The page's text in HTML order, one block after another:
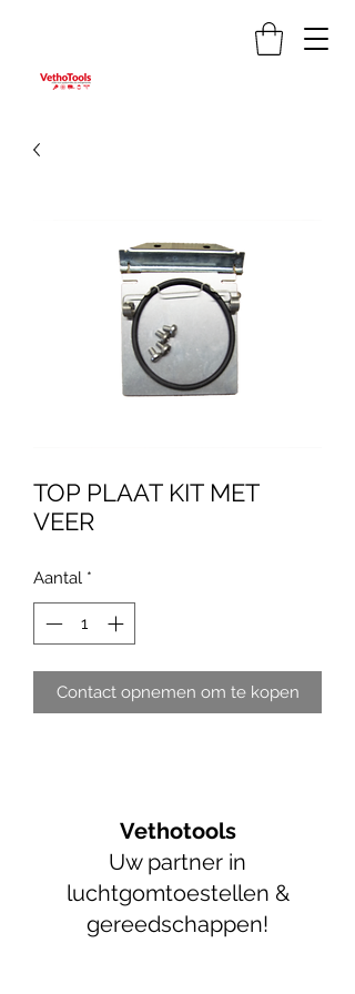
TOP PLAAT KIT MET
VEER
Aantal *
Contact opnemen om te kopen
Vethotools
Uw partner in
luchtgomtoestellen &
gereedschappen!